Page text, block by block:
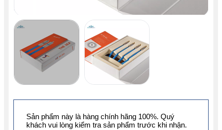
Sản phẩm này là hàng chính hãng 100%. Quý
khách vui lòng kiểm tra sản phẩm trước khi nhận.